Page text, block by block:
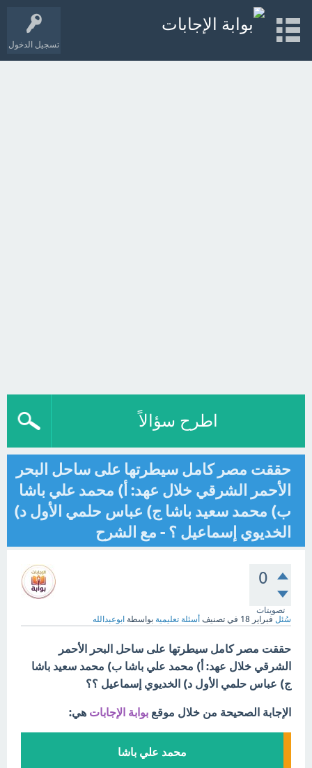
تسجيل الدخول
اطرح سؤالاً
حققت مصر كامل سيطرتها على ساحل البحر
الأحمر الشرقي خلال عهد: أ) محمد علي باشا
ب) محمد سعيد باشا ج) عباس حلمي الأول د)
الخديوي إسماعيل ؟ - مع الشرح
0
تصويتات
سُئل فبراير 18 في تصنيف أسئلة تعليمية بواسطة ابوعبدالله
حققت مصر كامل سيطرتها على ساحل البحر الأحمر
الشرقي خلال عهد: أ) محمد علي باشا ب) محمد سعيد باشا
ج) عباس حلمي الأول د) الخديوي إسماعيل ؟؟
الإجابة الصحيحة من خلال موقع بوابة الإجابات هي:
محمد علي باشا